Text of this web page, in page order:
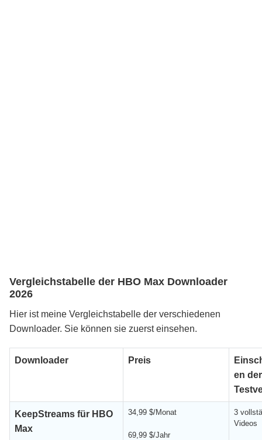
Vergleichstabelle der HBO Max Downloader
2026
Hier ist meine Vergleichstabelle der verschiedenen
Downloader. Sie können sie zuerst einsehen.
Downloader Preis
en der
KeepStreams für HBO
Max
34,99 $/Monat
69,99 $/Jahr
3
Videos